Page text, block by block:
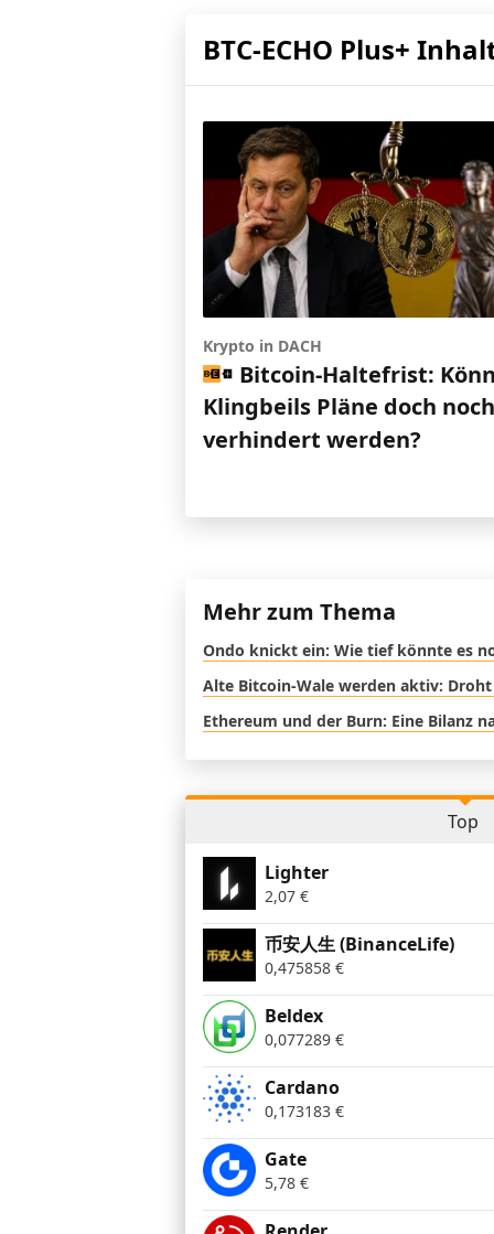
BTC-ECHO Plus+
Krypto in DACH
Bitcoin-Haltefrist:
Klingbeils Pläne doch noch
verhindert werden?
Mehr zum Thema
Ondo knickt ein: Wie tief könnte es
Alte Bitcoin-Wale werden aktiv:
Ethereum und der Burn: Eine Bilanz
Top
Lighter
2,07 €
币安人生 (BinanceLife)
0,475858 €
Beldex
0,077289 €
Cardano
0,173183 €
Gate
5,78 €